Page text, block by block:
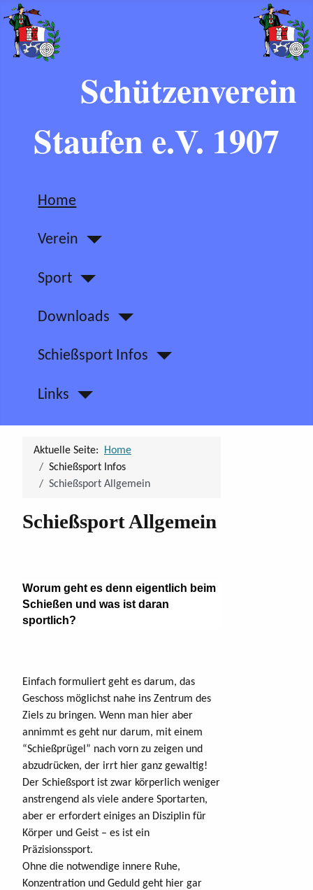
Schützenverein
Staufen e.V. 1907
Home
Verein
Sport
Downloads
Schießsport Infos
Links
Aktuelle Seite:
Home
Schießsport Infos
Schießsport Allgemein
Schießsport Allgemein
Worum geht es denn eigentlich beim
Schießen und was ist daran
sportlich?
Einfach formuliert geht es darum, das
Geschoss möglichst nahe ins Zentrum des
Ziels zu bringen. Wenn man hier aber
annimmt es geht nur darum, mit einem
“Schießprügel” nach vorn zu zeigen und
abzudrücken, der irrt hier ganz gewaltig!
Der Schießsport ist zwar körperlich weniger
anstrengend als viele andere Sportarten,
aber er erfordert einiges an Disziplin für
Körper und Geist – es ist ein
Präzisionssport.
Ohne die notwendige innere Ruhe,
Konzentration und Geduld geht hier gar